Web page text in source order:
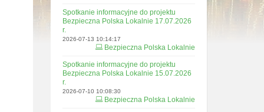
Spotkanie informacyjne do projektu
Bezpieczna Polska Lokalnie 17.07.2026
r.
2026-07-13 10:14:17
Bezpieczna Polska Lokalnie
Spotkanie informacyjne do projektu
Bezpieczna Polska Lokalnie 15.07.2026
r.
2026-07-10 10:08:30
Bezpieczna Polska Lokalnie